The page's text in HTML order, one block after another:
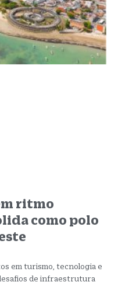
ritmo
como polo
em turismo, tecnologia e
de infraestrutura